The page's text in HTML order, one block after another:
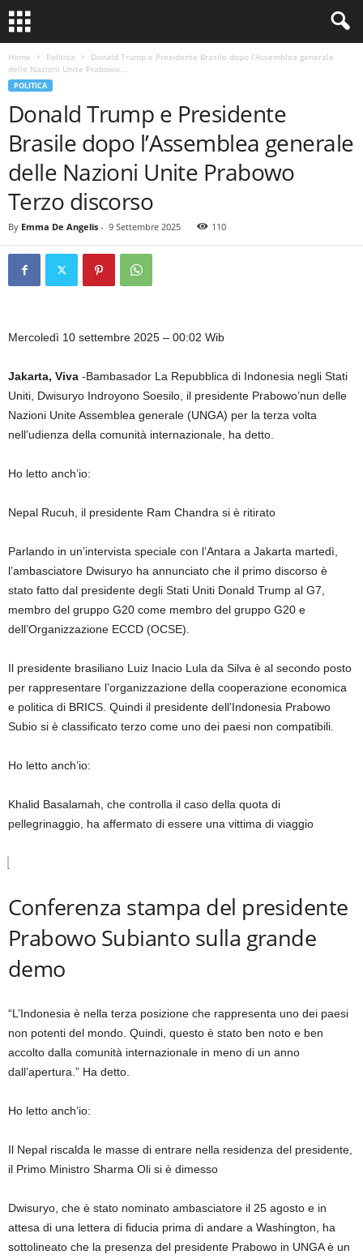
Home Politica
Donald Trump e Presidente Brasile dopo l’Assemblea generale
delle Nazioni Unite Prabowo...
POLITICA
Donald Trump e Presidente
Brasile dopo l’Assemblea generale
delle Nazioni Unite Prabowo
Terzo discorso
By Emma De Angelis - 9 Settembre 2025 110
Mercoledì 10 settembre 2025 – 00:02 Wib
Jakarta, Viva -Bambasador La Repubblica di Indonesia negli Stati
Uniti, Dwisuryo Indroyono Soesilo, il presidente Prabowo’nun delle
Nazioni Unite Assemblea generale (UNGA) per la terza volta
nell’udienza della comunità internazionale, ha detto.
Ho letto anch’io:
Nepal Rucuh, il presidente Ram Chandra si è ritirato
Parlando in un’intervista speciale con l’Antara a Jakarta martedì,
l’ambasciatore Dwisuryo ha annunciato che il primo discorso è
stato fatto dal presidente degli Stati Uniti Donald Trump al G7,
membro del gruppo G20 come membro del gruppo G20 e
dell’Organizzazione ECCD (OCSE).
Il presidente brasiliano Luiz Inacio Lula da Silva è al secondo posto
per rappresentare l’organizzazione della cooperazione economica
e politica di BRICS. Quindi il presidente dell’Indonesia Prabowo
Subio si è classificato terzo come uno dei paesi non compatibili.
Ho letto anch’io:
Khalid Basalamah, che controlla il caso della quota di
pellegrinaggio, ha affermato di essere una vittima di viaggio
Conferenza stampa del presidente
Prabowo Subianto sulla grande
demo
“L’Indonesia è nella terza posizione che rappresenta uno dei paesi
non potenti del mondo. Quindi, questo è stato ben noto e ben
accolto dalla comunità internazionale in meno di un anno
dall’apertura.” Ha detto.
Ho letto anch’io:
Il Nepal riscalda le masse di entrare nella residenza del presidente,
il Primo Ministro Sharma Oli si è dimesso
Dwisuryo, che è stato nominato ambasciatore il 25 agosto e in
attesa di una lettera di fiducia prima di andare a Washington, ha
sottolineato che la presenza del presidente Prabowo in UNGA è un